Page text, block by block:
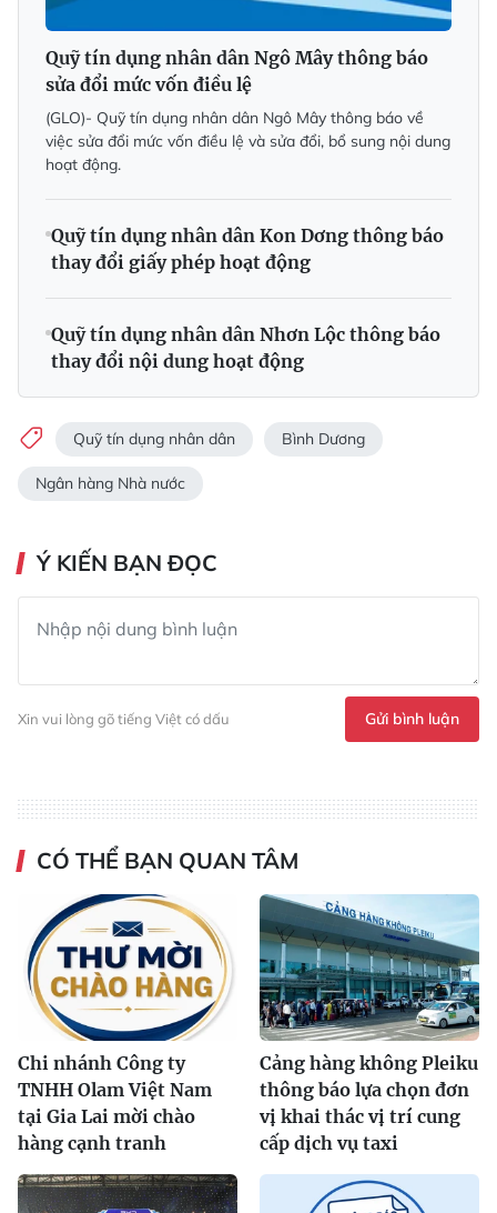
Quỹ tín dụng nhân dân Ngô Mây thông báo
sửa đổi mức vốn điều lệ
(GLO)- Quỹ tín dụng nhân dân Ngô Mây thông báo về
việc sửa đổi mức vốn điều lệ và sửa đổi, bổ sung nội dung
hoạt động.
Quỹ tín dụng nhân dân Kon Dơng thông báo
thay đổi giấy phép hoạt động
Quỹ tín dụng nhân dân Nhơn Lộc thông báo
thay đổi nội dung hoạt động
Quỹ tín dụng nhân dân Bình Dương
Ngân hàng Nhà nước
Ý KIẾN BẠN ĐỌC
Xin vui lòng gõ tiếng Việt có dấu Gửi bình luận
CÓ THỂ BẠN QUAN TÂM
Chi nhánh Công ty
TNHH Olam Việt Nam
tại Gia Lai mời chào
hàng cạnh tranh
Cảng hàng không Pleiku
thông báo lựa chọn đơn
vị khai thác vị trí cung
cấp dịch vụ taxi